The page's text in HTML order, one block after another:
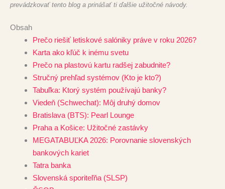
prevádzkovať tento blog a prinášať ti ďalšie užitočné návody.
Obsah
Prečo riešiť letiskové salóniky práve v roku 2026?
Karta ako kľúč k inému svetu
Prečo na plastovú kartu radšej zabudnite?
Stručný prehľad systémov (Kto je kto?)
Tabuľka: Ktorý systém používajú banky?
Viedeň (Schwechat): Môj druhý domov
Bratislava (BTS): Pearl Lounge
Praha a Košice: Užitočné zastávky
MEGATABUĽKA 2026: Porovnanie slovenských
bankových kariet
Tatra banka
Slovenská sporiteľňa (SLSP)